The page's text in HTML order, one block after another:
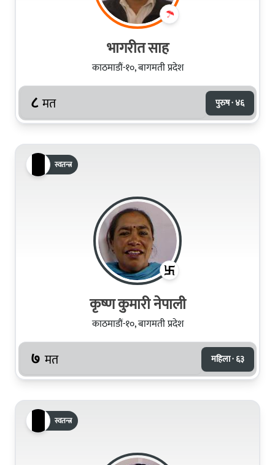
भागरीत साह
काठमाडौं-१०, बागमती प्रदेश
८ मत पुरुष · ४६
स्वतन्त्र
कृष्ण कुमारी नेपाली
काठमाडौं-१०, बागमती प्रदेश
७ मत महिला · ६३
स्वतन्त्र